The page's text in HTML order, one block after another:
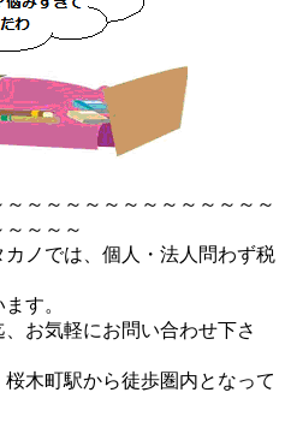
～～～～～～～～～～～～～
～～～
ノでは、個人・法人問わず税
す。
お気軽にお問い合わせ下さ
木町駅から徒歩圏内となって